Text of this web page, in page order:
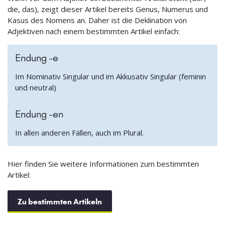
die, das), zeigt dieser Artikel bereits Genus, Numerus und
Kasus des Nomens an. Daher ist die Deklination von
Adjektiven nach einem bestimmten Artikel einfach:
Endung -e
Im Nominativ Singular und im Akkusativ Singular (feminin
und neutral)
Endung -en
In allen anderen Fällen, auch im Plural.
Hier finden Sie weitere Informationen zum bestimmten
Artikel:
Zu bestimmten Artikeln